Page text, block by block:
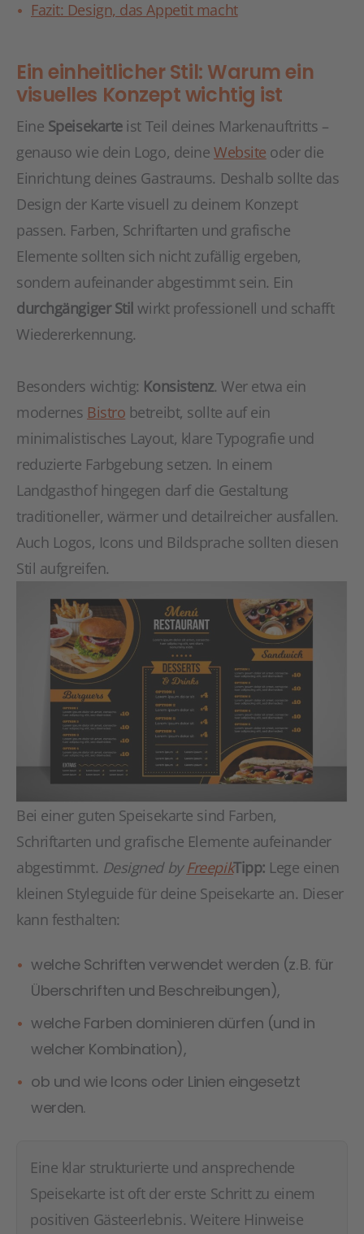
Fazit: Design, das Appetit macht
Ein einheitlicher Stil: Warum ein
visuelles Konzept wichtig ist
Eine Speisekarteist Teil deines Markenauftritts –
genauso wie dein Logo, deine Website oder die
Einrichtung deines Gastraums. Deshalb sollte das
Design der Karte visuell zu deinem Konzept
passen. Farben, Schriftarten und grafische
Elemente sollten sich nicht zufällig ergeben,
sondern aufeinander abgestimmt sein. Ein
durchgängiger Stil wirkt professionell und schafft
Wiedererkennung.
Besonders wichtig: Konsistenz. Wer etwa ein
modernes Bistro betreibt, sollte auf ein
minimalistisches Layout, klare Typografie und
reduzierte Farbgebung setzen. In einem
Landgasthof hingegen darf die Gestaltung
traditioneller, wärmer und detailreicher ausfallen.
Auch Logos, Icons und Bildsprache sollten diesen
Stil aufgreifen.
Bei einer guten Speisekarte sind Farben,
Schriftarten und grafische Elemente aufeinander
abgestimmt. Designed byFreepikTipp: Lege einen
kleinen Styleguide für deine Speisekarte an. Dieser
kann festhalten:
welche Schriften verwendet werden (z. B. für
Überschriften und Beschreibungen),
welche Farben dominieren dürfen (und in
welcher Kombination),
ob und wie Icons oder Linien eingesetzt
werden.
Eine klar strukturierte und ansprechende
Speisekarte ist oft der erste Schritt zu einem
positiven Gästeerlebnis. Weitere Hinweise